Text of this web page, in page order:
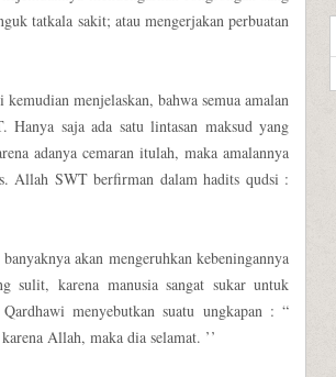
tatkala sakit; atau mengerjakan perbuatan
menjelaskan, bahwa semua amalan
Hanya saja ada satu lintasan maksud yang
adanya cemaran itulah, maka amalannya
Allah SWT berfirman dalam hadits qudsi :
akan mengeruhkan kebeningannya
sulit, karena manusia sangat sukar untuk
menyebutkan suatu ungkapan : “
Allah, maka dia selamat. ’’